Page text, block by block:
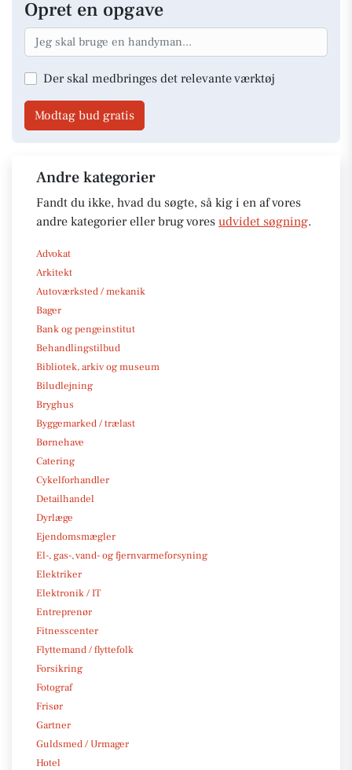
Opret en opgave
Der skal medbringes det relevante værktøj
Modtag bud gratis
Andre kategorier
Fandt du ikke, hvad du søgte, så kig i en af vores
andre kategorier eller brug vores udvidet søgning.
Advokat
Arkitekt
Autoværksted / mekanik
Bager
Bank og pengeinstitut
Behandlingstilbud
Bibliotek, arkiv og museum
Biludlejning
Bryghus
Byggemarked / trælast
Børnehave
Catering
Cykelforhandler
Detailhandel
Dyrlæge
Ejendomsmægler
El-, gas-, vand- og fjernvarmeforsyning
Elektriker
Elektronik / IT
Entreprenør
Fitnesscenter
Flyttemand / flyttefolk
Forsikring
Fotograf
Frisør
Gartner
Guldsmed / Urmager
Hotel